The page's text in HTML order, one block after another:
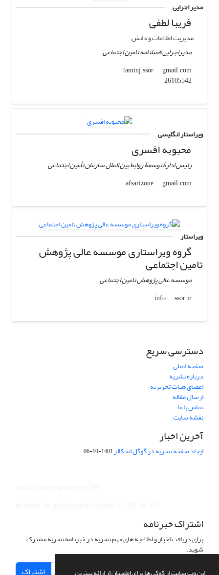
مدیر اجرایی
فریبا لطفی
مدیریت اطلاعات و دانش
مدیراجرایی فصلنامه تامین اجتماعی
taminj.ssor
gmail.com
26105542
ویراستار انگلیسی
محبوبه افسری
رئیس ادارۀ توسعۀ روابط بین الملل سازمان تأمین اجتماعی
afsarizone
gmail.com
ویراستار
گروه ویراستاری موسسه عالی پژوهش
تامین اجتماعی
موسسه عالی پژوهش تامین اجتماعی
info
ssor.ir
دسترسی سریع
صفحه اصلی
درباره نشریه
اعضای هیات تحریریه
ارسال مقاله
تماس با ما
نقشه سایت
آخرین اخبار
ایجاد صفحه نشریه در گوگل اسکالر1401-10-06
اشتراک خبرنامه
برای دریافت اخبار و اطلاعیه های مهم نشریه در خبرنامه نشریه مشترک
شوید.
اشتراک